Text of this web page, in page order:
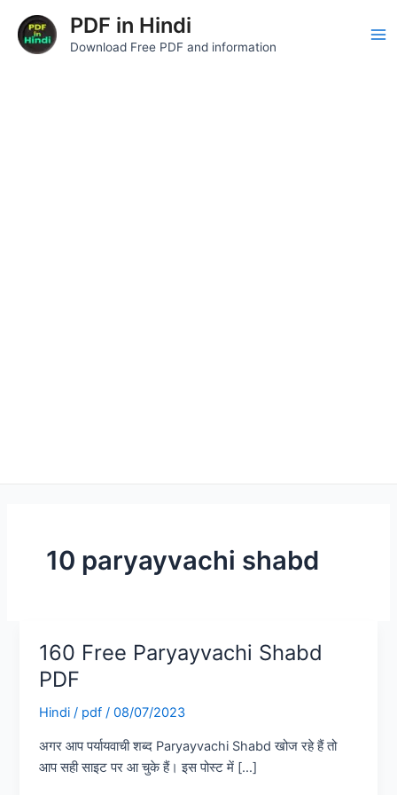
content
PDF in Hindi
Download Free PDF and information
10 paryayvachi shabd
160 Free Paryayvachi Shabd
PDF
Hindi / pdf/08/07/2023
अगर आप पर्यायवाची शब्द Paryayvachi Shabd खोज रहे हैं तो
आप सही साइट पर आ चुके हैं। इस पोस्ट में […]
160
Free
Shabd